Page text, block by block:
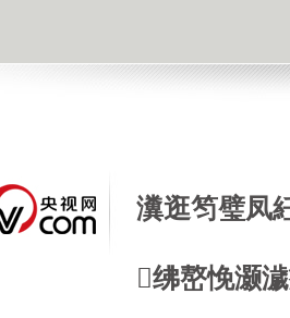
瀵逛笉璧凤
绋嶅悗灏